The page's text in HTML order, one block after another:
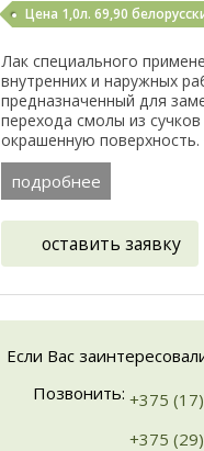
Цена 1,0л. 69,90
Лак специального
внутренних и наружных
предназначенный для
перехода смолы из сучков
окрашенную
применения Лак
применения для
работ, предназначенный
подробнее
оставить заявку
Если Вас
Позвонить: +375
+375